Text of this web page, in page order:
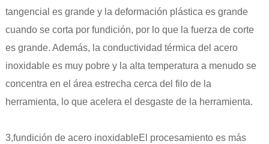
tangencial es grande y la deformación plástica es grande
cuando se corta por fundición, por lo que la fuerza de corte
es grande. Además, la conductividad térmica del acero
inoxidable es muy pobre y la alta temperatura a menudo se
concentra en el área estrecha cerca del filo de la
herramienta, lo que acelera el desgaste de la herramienta.
3,fundición de acero inoxidableEl procesamiento es más